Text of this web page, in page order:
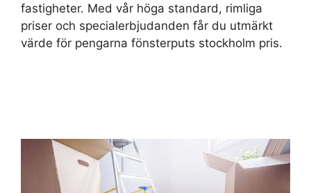
fastigheter. Med vår höga standard, rimliga
priser och specialerbjudanden får du utmärkt
värde för pengarna fönsterputs stockholm pris.